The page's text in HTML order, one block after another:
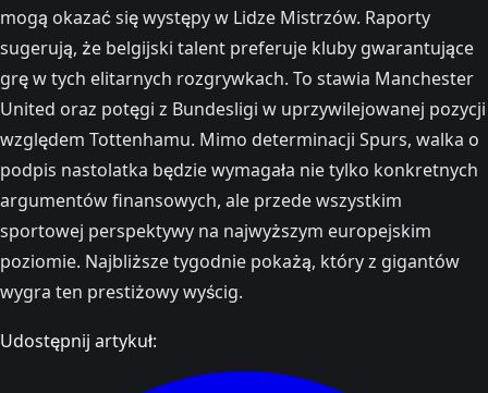
mogą okazać się występy w Lidze Mistrzów. Raporty
sugerują, że belgijski talent preferuje kluby gwarantujące
grę w tych elitarnych rozgrywkach. To stawia Manchester
United oraz potęgi z Bundesligi w uprzywilejowanej pozycji
względem Tottenhamu. Mimo determinacji Spurs, walka o
podpis nastolatka będzie wymagała nie tylko konkretnych
argumentów finansowych, ale przede wszystkim
sportowej perspektywy na najwyższym europejskim
poziomie. Najbliższe tygodnie pokażą, który z gigantów
wygra ten prestiżowy wyścig.
Udostępnij artykuł: